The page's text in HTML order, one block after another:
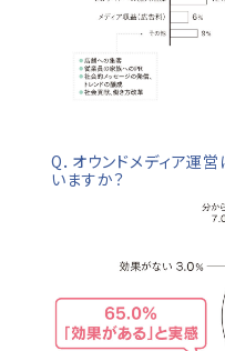
Q．オウンドメディア運
いますか？